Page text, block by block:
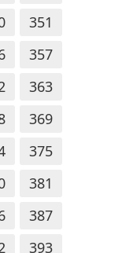
351
357
363
369
375
381
387
393